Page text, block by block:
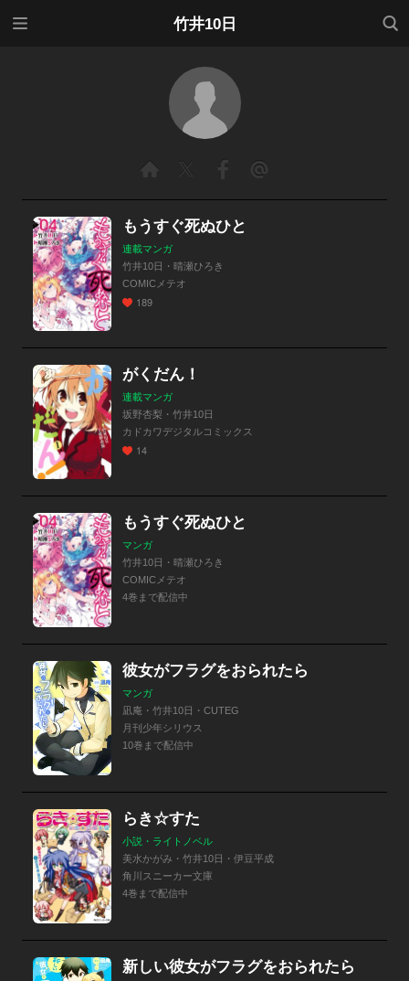
竹井10日
検索
もうすぐ死ぬひと
連載マンガ
竹井10日・晴瀬ひろき
COMICメテオ
189
がくだん！
連載マンガ
坂野杏梨・竹井10日
カドカワデジタルコミックス
14
もうすぐ死ぬひと
マンガ
竹井10日・晴瀬ひろき
COMICメテオ
4巻まで配信中
彼女がフラグをおられたら
マンガ
凪庵・竹井10日・CUTEG
月刊少年シリウス
10巻まで配信中
らき☆すた
小説・ライトノベル
美水かがみ・竹井10日・伊豆平成
角川スニーカー文庫
4巻まで配信中
新しい彼女がフラグをおられたら